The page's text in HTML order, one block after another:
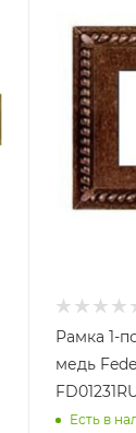
Рамка 1-
медь
Есть в